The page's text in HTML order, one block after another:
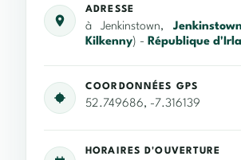
ADRESSE
à Jenkinstown, Jenkinstown
Kilkenny) - République
COORDONNÉES GPS
52.749686, -7.316139
HORAIRES D'OUVERTURE